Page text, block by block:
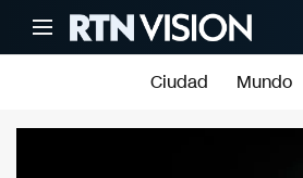
Ciudad Mundo